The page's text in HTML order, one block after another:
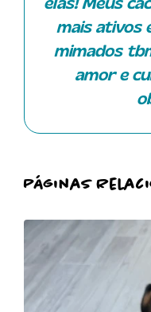
mais ativos
mimados
amor e
Páginas